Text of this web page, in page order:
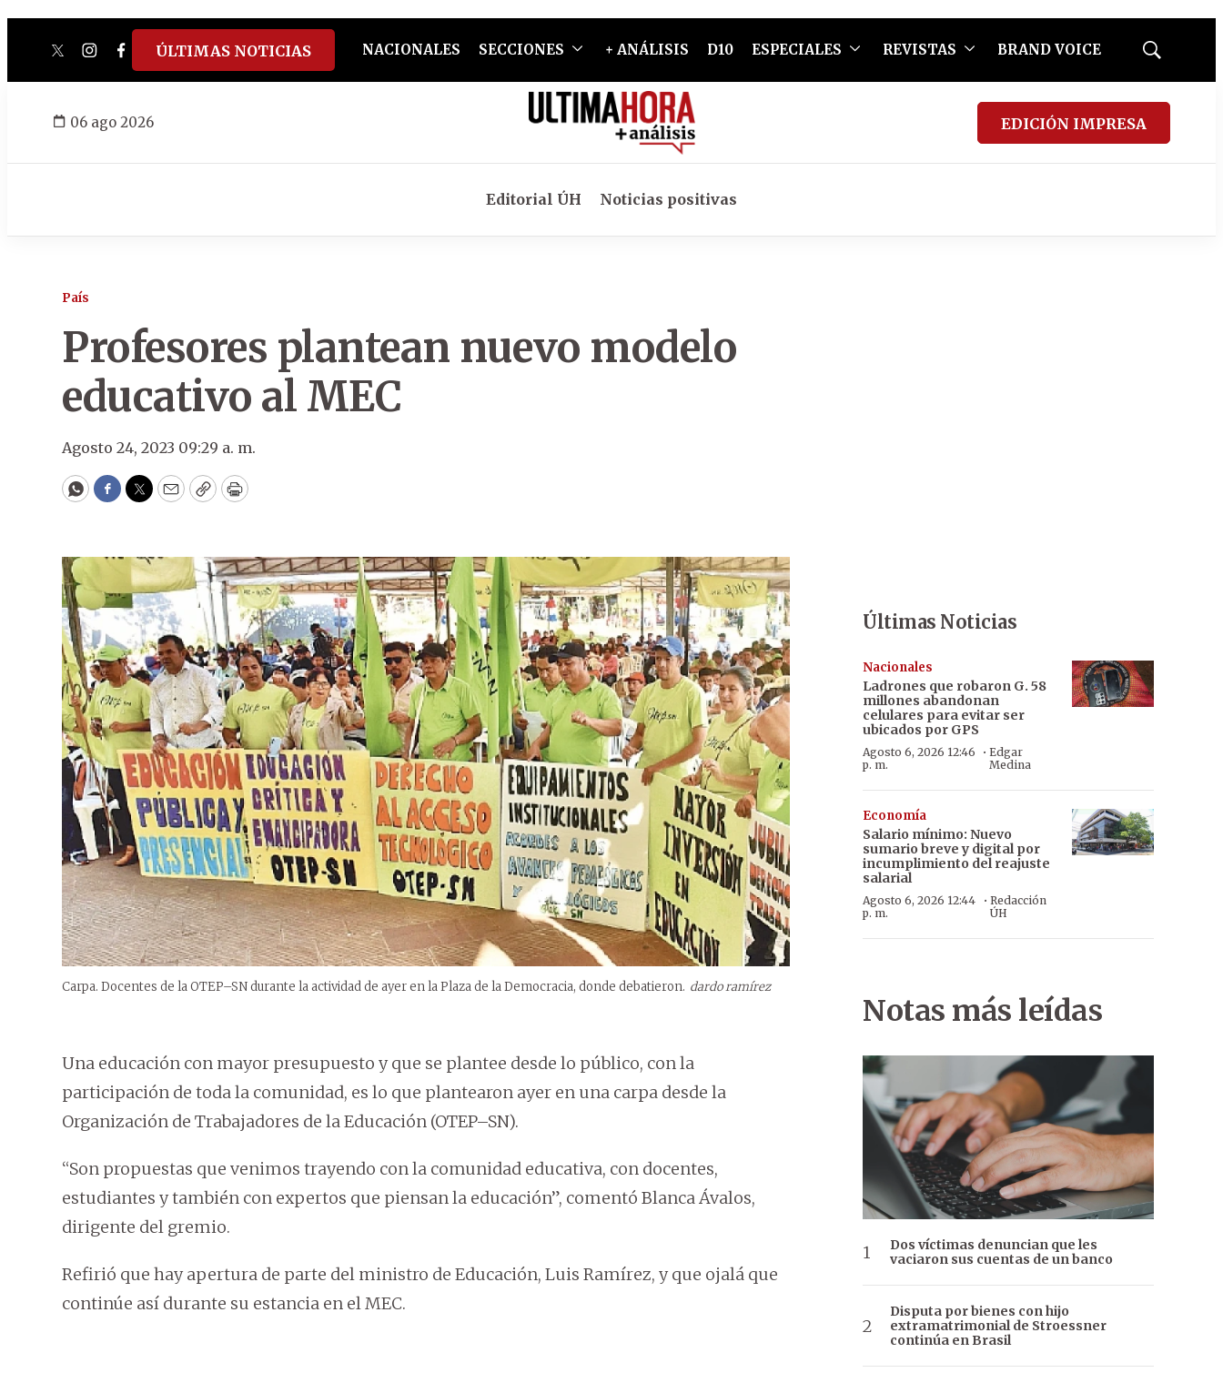
twitterinstagram
facebook
tiktokyoutube
spotify
ÚLTIMAS NOTICIAS NACIONALES SECCIONES + ANÁLISIS D10 ESPECIALES REVISTAS BRAND VOICE
Mostrar
06 ago 2026 EDICIÓN IMPRESA
Editorial ÚH Noticias positivas
País
Profesores plantean nuevo modelo
educativo al MEC
Agosto 24, 2023 09:29 a. m.
WhatsApp
Facebook
Twitter
EmailCopyPrint
Carpa. Docentes de la OTEP–SN durante la actividad de ayer en la Plaza de la Democracia, donde debatieron. dardo ramírez
Una educación con mayor presupuesto y que se plantee desde lo público, con la
participación de toda la comunidad, es lo que plantearon ayer en una carpa desde la
Organización de Trabajadores de la Educación (OTEP–SN).
“Son propuestas que venimos trayendo con la comunidad educativa, con docentes,
estudiantes y también con expertos que piensan la educación”, comentó Blanca Ávalos,
dirigente del gremio.
Refirió que hay apertura de parte del ministro de Educación, Luis Ramírez, y que ojalá que
continúe así durante su estancia en el MEC.
Últimas Noticias
Nacionales
Ladrones que robaron G. 58
millones abandonan
celulares para evitar ser
ubicados por GPS
Agosto 6, 2026 12:46
p. m.
· Edgar
Medina
Economía
Salario mínimo: Nuevo
sumario breve y digital por
incumplimiento del reajuste
salarial
Agosto 6, 2026 12:44
p. m.
· Redacción
ÚH
Notas más leídas
Dos víctimas denuncian que les
vaciaron sus cuentas de un banco
Disputa por bienes con hijo
extramatrimonial de Stroessner
continúa en Brasil